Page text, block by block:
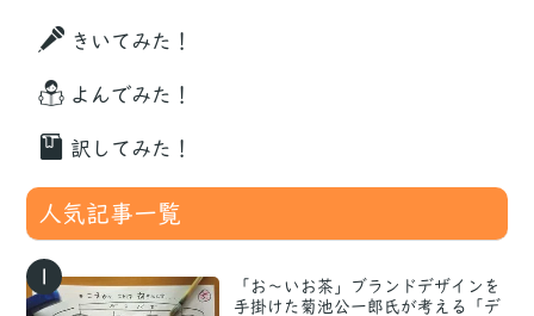
きいてみた！
よんでみた！
訳してみた！
人気記事一覧
1
「お〜いお茶」ブランドデザインを
手掛けた菊池公一郎氏が考える「デ